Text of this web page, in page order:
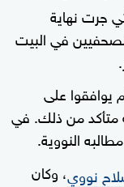
جرت نهاية
في البيت
يوافقوا على
متأكد من ذلك. في
النووية.
نووي، وكان